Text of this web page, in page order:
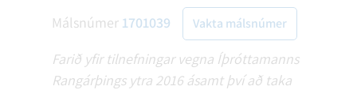
Málsnúmer 1701039 Vakta málsnúmer
Farið yfir tilnefningar vegna Íþróttamanns
Rangárþings ytra 2016 ásamt því að taka